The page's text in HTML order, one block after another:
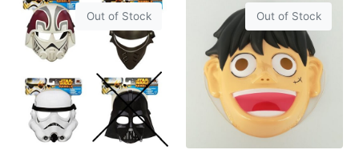
Out of Stock Out of Stock